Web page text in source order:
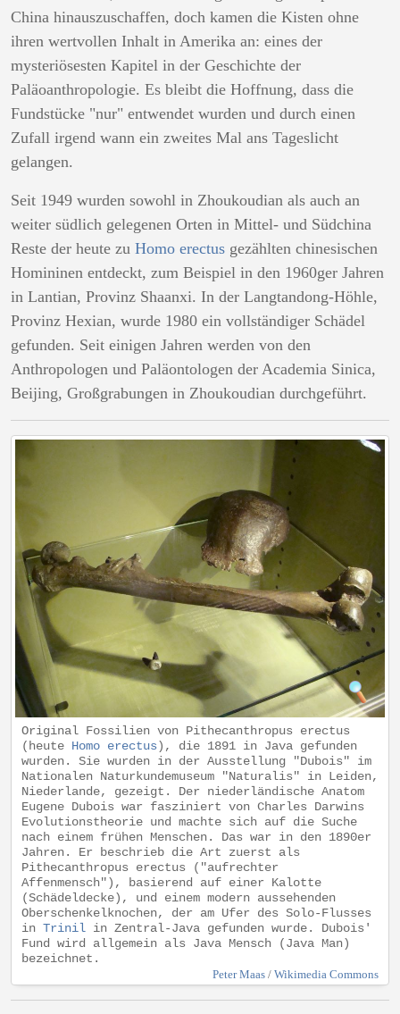
China hinauszuschaffen, doch kamen die Kisten ohne
ihren wertvollen Inhalt in Amerika an: eines der
mysteriösesten Kapitel in der Geschichte der
Paläoanthropologie. Es bleibt die Hoffnung, dass die
Fundstücke "nur" entwendet wurden und durch einen
Zufall irgend wann ein zweites Mal ans Tageslicht
gelangen.
Seit 1949 wurden sowohl in Zhoukoudian als auch an
weiter südlich gelegenen Orten in Mittel- und Südchina
Reste der heute zu Homo erectus gezählten chinesischen
Homininen entdeckt, zum Beispiel in den 1960ger Jahren
in Lantian, Provinz Shaanxi. In der Langtandong-Höhle,
Provinz Hexian, wurde 1980 ein vollständiger Schädel
gefunden. Seit einigen Jahren werden von den
Anthropologen und Paläontologen der Academia Sinica,
Beijing, Großgrabungen in Zhoukoudian durchgeführt.
Original Fossilien von Pithecanthropus erectus
(heute Homo erectus), die 1891 in Java gefunden
wurden. Sie wurden in der Ausstellung "Dubois" im
Nationalen Naturkundemuseum "Naturalis" in Leiden,
Niederlande, gezeigt. Der niederländische Anatom
Eugene Dubois war fasziniert von Charles Darwins
Evolutionstheorie und machte sich auf die Suche
nach einem frühen Menschen. Das war in den 1890er
Jahren. Er beschrieb die Art zuerst als
Pithecanthropus erectus ("aufrechter
Affenmensch"), basierend auf einer Kalotte
(Schädeldecke), und einem modern aussehenden
Oberschenkelknochen, der am Ufer des Solo-Flusses
in Trinil in Zentral-Java gefunden wurde. Dubois'
Fund wird allgemein als Java Mensch (Java Man)
bezeichnet.
Peter Maas / Wikimedia Commons